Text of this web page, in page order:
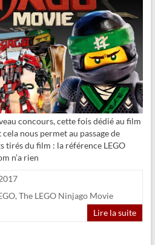
concours, cette fois dédié au film
nous permet au passage de
tirés du film : la référence LEGO
n’a rien
,The LEGO Ninjago Movie
Lire la suite